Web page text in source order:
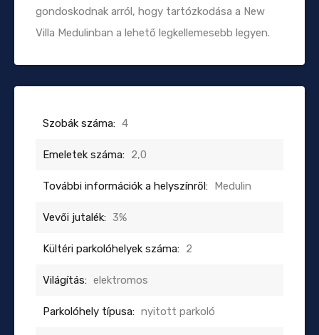
gondoskodnak arról, hogy tartózkodása a New
Villa Medulinban a lehető legkellemesebb legyen.
Szobák száma: 4
Emeletek száma: 2,0
További információk a helyszínről: Medulin
Vevői jutalék: 3%
Kültéri parkolóhelyek száma: 2
Világítás: elektromos
Parkolóhely típusa: nyitott parkoló